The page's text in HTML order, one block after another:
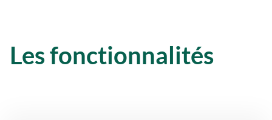
Les fonctionnalités